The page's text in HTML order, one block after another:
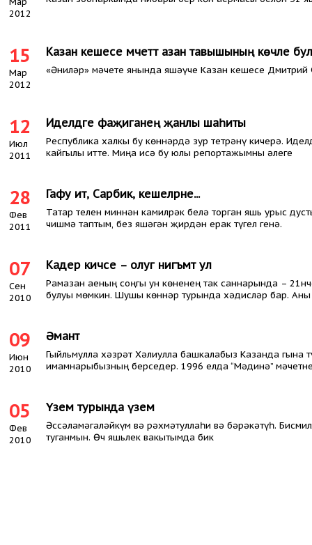
2012
15
Мар
2012
Казан кешесе мәчеттә азан тавышының көчле
«Әниләр» мәчете янында яшәүче Казан кешесе
12
Июл
2011
Иделдәге фаҗиганең җанлы шаһиты
Республика халкы бу көннәрдә зур тетрәнү кичерә.
кайгылы итте. Миңа исә бу юлы репортажымны әлеге
28
Фев
2011
Гафу ит, Сарбикә, кешеләрне...
Татар телен миннән камилрәк белә торган яшь урыс
чишмә таптым, без яшәгән җирдән ерак түгел генә.
07
Сен
2010
Кадер кичәсе – олуг нигъмәт ул
Рамазан аеның соңгы ун көненең так саннарында –
булуы мөмкин. Шушы көннәр турында хәдисләр бар. Аны
09
Июн
2010
Әманәт
Гыйльмулла хәзрәт Хәлиулла башкалабыз Казанда гына
имамнарыбызның берседер. 1996 елда “Мәдинә”
05
Фев
2010
Үзем турында үзем
Әссәламәгаләйкүм вә рәхмәтуллаһи вә бәрәкәтүһ.
туганмын. Өч яшьлек вакытымда бик